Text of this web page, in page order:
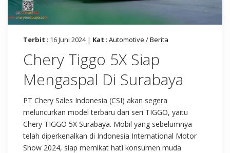
Terbit : 16 Juni 2024 | Kat : Automotive /Berita
Chery Tiggo 5X Siap
Mengaspal Di Surabaya
PT Chery Sales Indonesia (CSI) akan segera
meluncurkan model terbaru dari seri TIGGO, yaitu
Chery TIGGO 5X Surabaya. Mobil yang sebelumnya
telah diperkenalkan di Indonesia International Motor
Show 2024, siap memikat hati konsumen muda